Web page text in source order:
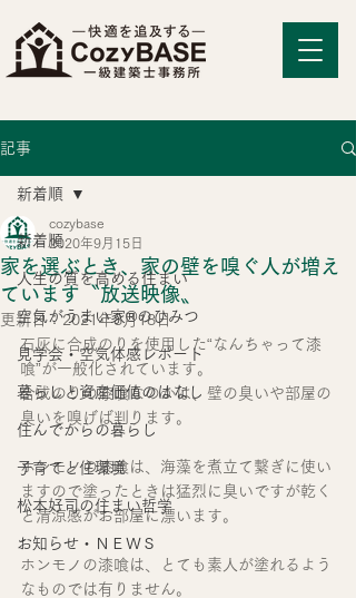
記事
新着順
人生の質を高める住まい
空気がうまい家®のひみつ
見学会・空気体感レポート
暮らしと資産価値のはなし
住んでからの暮らし
子育てと住環境
松本好司の住まい哲学
お知らせ・ＮＥＷＳ
新着順
家を選ぶとき、家の壁を嗅ぐ人が増え
ています〝放送映像〟
cozybase
2020年9月15日
更新日：2021年8月18日
石灰に合成のりを使用した“なんちゃって漆
喰”が一般化されています。
合成のりの漆喰なのかは、壁の臭いや部屋の
臭いを嗅げば判ります。
ホンモノの漆喰は、海藻を煮立て繋ぎに使い
ますので塗ったときは猛烈に臭いですが乾く
と清涼感がお部屋に漂います。
ホンモノの漆喰は、とても素人が塗れるよう
なものでは有りません。